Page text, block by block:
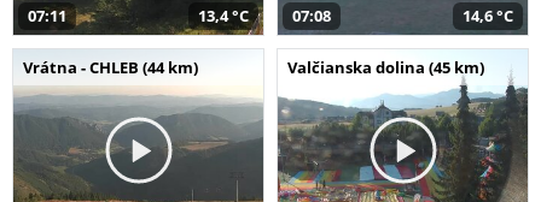
07:11 13,4 °C 07:08 14,6 °C
Vrátna - CHLEB (44 km) Valčianska dolina (45 km)